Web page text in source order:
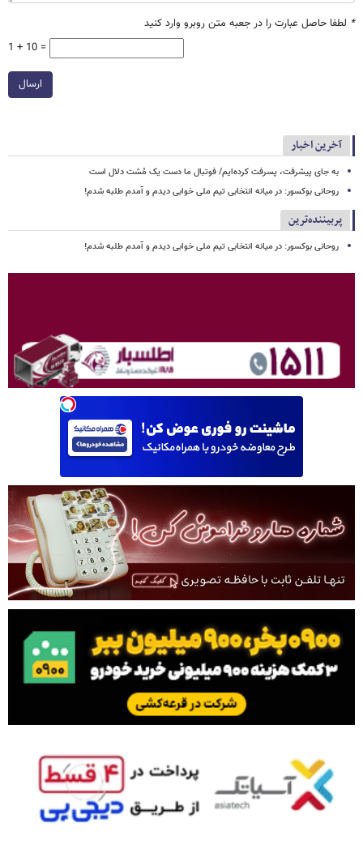
* لطفا حاصل عبارت را در جعبه متن روبرو وارد کنید
1 + 10 =
ارسال
آخرین اخبار
به جای پیشرفت، پسرفت کرده‌ایم/ فوتبال ما دست یک مُشت دلال است
روحانی بوکسور: در میانه انتخابی تیم ملی خوابی دیدم و آمدم طلبه شدم!
پربیننده‌ترین
روحانی بوکسور: در میانه انتخابی تیم ملی خوابی دیدم و آمدم طلبه شدم!